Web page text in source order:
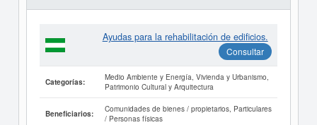
Ayudas para la rehabilitación de edificios.
Consultar
Categorías:
Medio Ambiente y Energía, Vivienda y Urbanismo,
Patrimonio Cultural y Arquitectura
Beneficiarios:
Comunidades de bienes / propietarios, Particulares
/ Personas físicas